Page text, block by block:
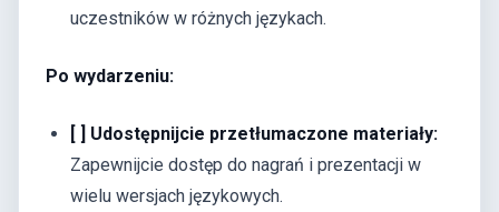
uczestników w różnych językach.
Po wydarzeniu:
[ ] Udostępnijcie przetłumaczone materiały:
Zapewnijcie dostęp do nagrań i prezentacji w
wielu wersjach językowych.